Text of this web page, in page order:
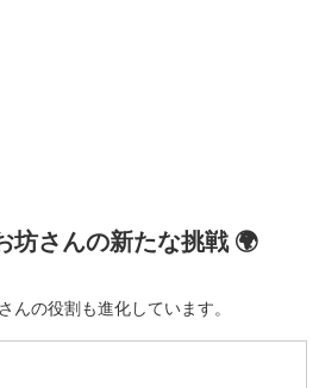
坊さんの新たな挑戦 🌍
んの役割も進化しています。